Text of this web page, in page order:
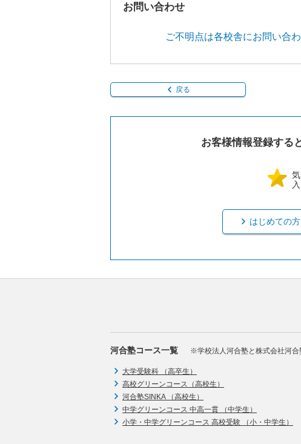
お問い合わせ
ご不明点は各校舎にお問い合わ
戻る
お客様情報登録する
はじめての
河合塾コース一覧 ※学校法人河合塾と株式会社河合
大学受験科 （高卒生）
高校グリーンコース（高校生）
河合塾SINKA （高校生）
中学グリーンコース 中高一貫 （中学生）
小学・中学グリーンコース 高校受験 （小・中学生）